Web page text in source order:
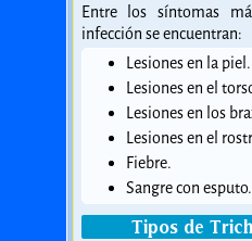
Entre los síntomas
infección se encuentran:
Lesiones en la piel.
Lesiones en el
Lesiones en los
Lesiones en el
Fiebre.
Sangre con esputo.
Tipos de